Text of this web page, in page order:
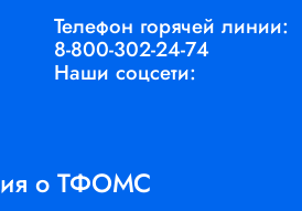
о ТФОМС
Телефон горячей линии:
8-800-302-24-74
Наши соцсети: